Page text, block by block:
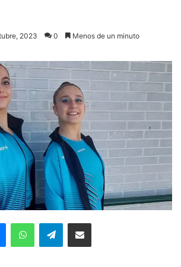
2023 0 Menos de un minuto
MessengerWhatsAppTelegramCompartir via Email